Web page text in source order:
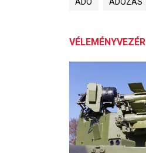
ADÓ ADÓZÁS
VÉLEMÉNYVEZÉR